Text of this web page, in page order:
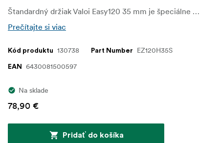
Štandardný držiak Valoi Easy120 35 mm je špeciálne navrhnutý na skenovanie negatívov 35 mm filmov, čo zaručuje dokonalé zarovnanie a optimálne výsledky. Je prispôsobený jedinečným rozmerom tohto formátu a má presne dimenzovanú bránu, ktorá blokuje prebytočné svetlo a zabezpečuje presné rámovanie.
Prečítajte si viac
Kód produktu 130738 Part Number EZ120H35S
EAN 6430081500597
Na sklade
78,90 €
Pridať do košíka